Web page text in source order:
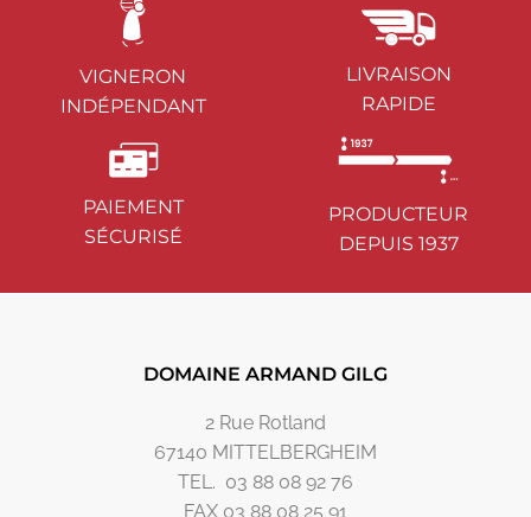
VIGNERON
INDÉPENDANT
LIVRAISON
RAPIDE
PAIEMENT
SÉCURISÉ
PRODUCTEUR
DEPUIS 1937
DOMAINE ARMAND GILG
2 Rue Rotland
67140 MITTELBERGHEIM
TEL. 03 88 08 92 76
FAX 03 88 08 25 91